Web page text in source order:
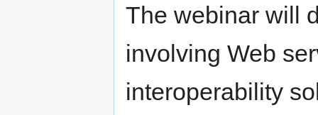
The webinar will
involving Web
interoperability